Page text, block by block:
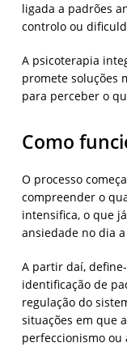
ligada a padrões
controlo ou
A psicoterapia
promete soluções
para perceber o
Como
O processo
compreender o
intensifica, o que
ansiedade no dia
A partir daí,
identificação de
regulação do
situações em que
perfeccionismo ou